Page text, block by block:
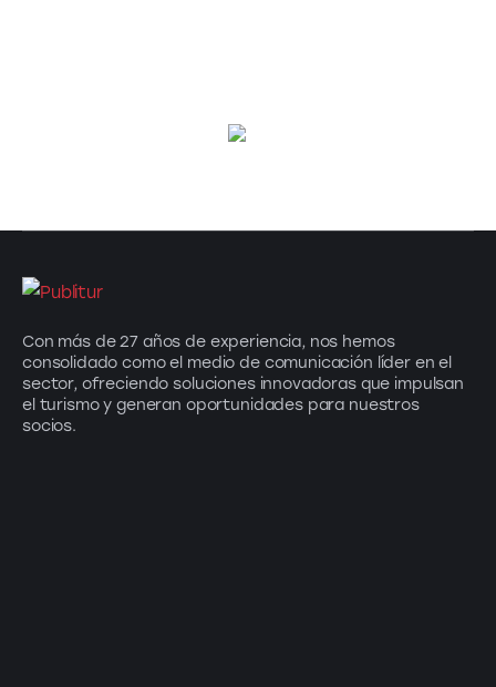
Con más de 27 años de experiencia, nos hemos
consolidado como el medio de comunicación líder en el
sector, ofreciendo soluciones innovadoras que impulsan
el turismo y generan oportunidades para nuestros
socios.